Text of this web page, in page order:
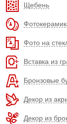
Щебень
Фото на
Вставка из
Бронзовые
Декор из
Декор из